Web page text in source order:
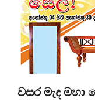
වසර මැද මහා